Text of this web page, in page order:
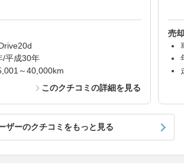
/平成30年
～40,000km
このクチコミの詳細を見る
売
ザーのクチコミをもっと見る